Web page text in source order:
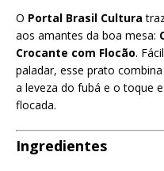
O Portal Brasil Cultura
aos amantes da boa mesa:
Crocante com Flocão.
paladar, esse prato
a leveza do fubá e o toque
flocada.
Ingredientes